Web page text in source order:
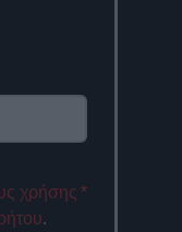
χρήσης
.
*